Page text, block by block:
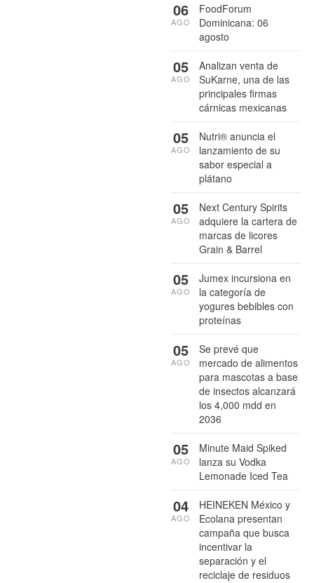
FoodForum
Dominicana: 06
agosto
06
AGO
Analizan venta de
SuKarne, una de las
principales firmas
cárnicas mexicanas
05
AGO
Nutri® anuncia el
lanzamiento de su
sabor especial a
plátano
05
AGO
Next Century Spirits
adquiere la cartera de
marcas de licores
Grain & Barrel
05
AGO
Jumex incursiona en
la categoría de
yogures bebibles con
proteínas
05
AGO
Se prevé que
mercado de alimentos
para mascotas a base
de insectos alcanzará
los 4,000 mdd en
2036
05
AGO
Minute Maid Spiked
lanza su Vodka
Lemonade Iced Tea
05
AGO
HEINEKEN México y
Ecolana presentan
campaña que busca
incentivar la
separación y el
reciclaje de residuos
04
AGO